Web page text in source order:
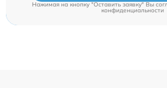
Нажимая на кнопку "Оставить заявку" Вы
конфиденциальности